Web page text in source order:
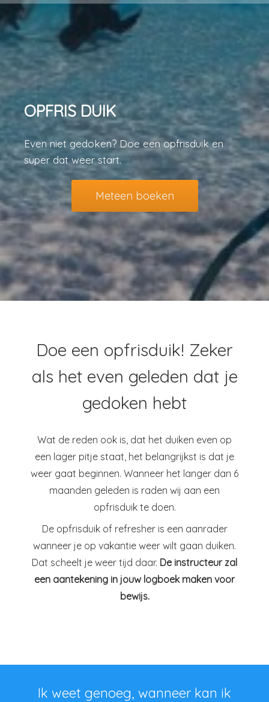
OPFRIS DUIK
Even niet gedoken? Doe een opfrisduik en
super dat weer start.
Meteen boeken
Doe een opfrisduik! Zeker
als het even geleden dat je
gedoken hebt
Wat de reden ook is, dat het duiken even op
een lager pitje staat, het belangrijkst is dat je
weer gaat beginnen. Wanneer het langer dan 6
maanden geleden is raden wij aan een
opfrisduik te doen.
De opfrisduik of refresher is een aanrader
wanneer je op vakantie weer wilt gaan duiken.
Dat scheelt je weer tijd daar. De instructeur zal
een aantekening in jouw logboek maken voor
bewijs.
Ik weet genoeg, wanneer kan ik